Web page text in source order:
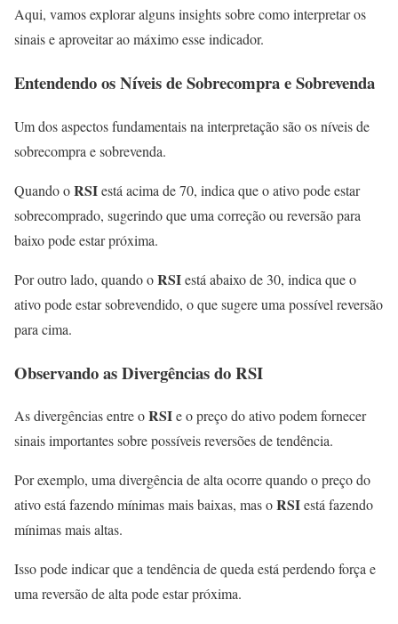
Aqui, vamos explorar alguns insights sobre como interpretar os
sinais e aproveitar ao máximo esse indicador.
Entendendo os Níveis de Sobrecompra e Sobrevenda
Um dos aspectos fundamentais na interpretação são os níveis de
sobrecompra e sobrevenda.
Quando oRSIestá acima de 70, indica que o ativo pode estar
sobrecomprado, sugerindo que uma correção ou reversão para
baixo pode estar próxima.
Por outro lado, quando oRSIestá abaixo de 30, indica que o
ativo pode estar sobrevendido, o que sugere uma possível reversão
para cima.
Observando as Divergências doRSI
As divergências entre oRSIe o preço do ativo podem fornecer
sinais importantes sobre possíveis reversões de tendência.
Por exemplo, uma divergência de alta ocorre quando o preço do
ativo está fazendo mínimas mais baixas, mas oRSIestá fazendo
mínimas mais altas.
Isso pode indicar que a tendência de queda está perdendo força e
uma reversão de alta pode estar próxima.